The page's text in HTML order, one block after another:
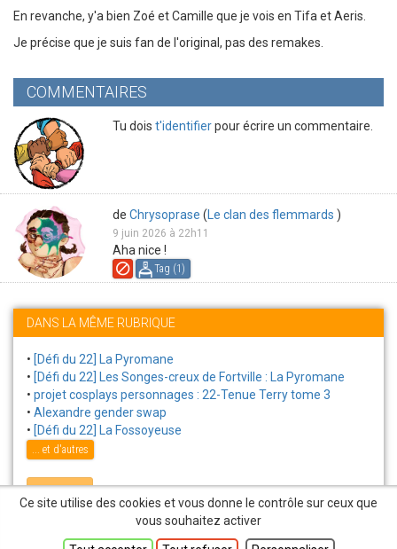
En revanche, y'a bien Zoé et Camille que je vois en Tifa et Aeris.
Je précise que je suis fan de l'original, pas des remakes.
COMMENTAIRES
Tu dois t'identifierpour écrire un commentaire.
de Chrysoprase ( Le clan des flemmards )
9 juin 2026 à 22h11
Aha nice !
Tag (1 )
DANS LA MÊME RUBRIQUE
• [Défi du 22] La Pyromane
• [Défi du 22] Les Songes-creux de Fortville : La Pyromane
• projet cosplays personnages : 22-Tenue Terry tome 3
• Alexandre gender swap
• [Défi du 22] La Fossoyeuse
... et d'autres
Contribuer
Ce site utilise des cookies et vous donne le contrôle sur ceux que
vous souhaitez activer